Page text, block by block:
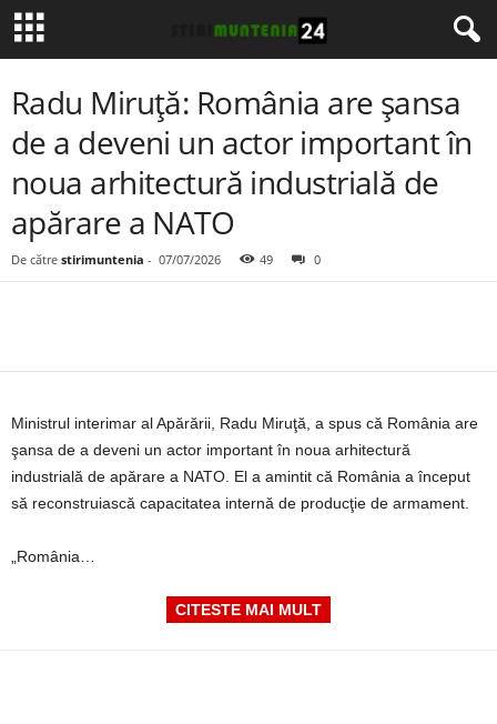
Radu Miruţă: România are şansa
de a deveni un actor important în
noua arhitectură industrială de
apărare a NATO
De către stirimuntenia - 07/07/2026 49 0
Ministrul interimar al Apărării, Radu Miruţă, a spus că România are
şansa de a deveni un actor important în noua arhitectură
industrială de apărare a NATO. El a amintit că România a început
să reconstruiască capacitatea internă de producţie de armament.
„România…
CITESTE MAI MULT